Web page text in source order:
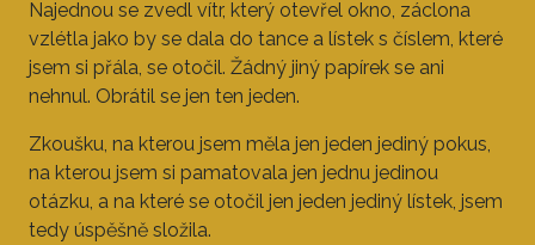
Najednou se zvedl vítr, který otevřel okno, záclona
vzlétla jako by se dala do tance a lístek s číslem, které
jsem si přála, se otočil. Žádný jiný papírek se ani
nehnul. Obrátil se jen ten jeden.
Zkoušku, na kterou jsem měla jen jeden jediný pokus,
na kterou jsem si pamatovala jen jednu jedinou
otázku, a na které se otočil jen jeden jediný lístek, jsem
tedy úspěšně složila.